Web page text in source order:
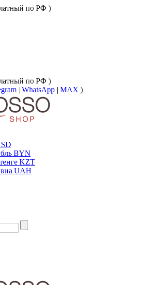
по РФ )
по РФ )
| WhatsApp | MAX )
BYN
KZT
UAH